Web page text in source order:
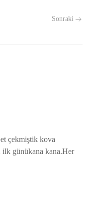
Sonraki
çekmiştik kova
ilk günükana kana.Her